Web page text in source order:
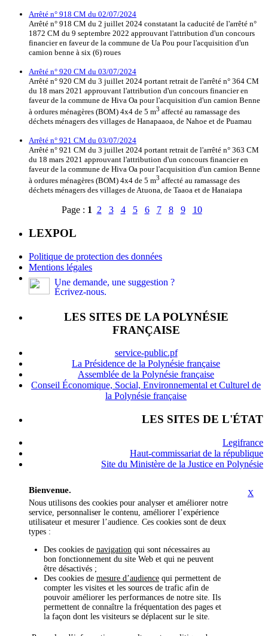
Arrêté n° 918 CM du 02/07/2024
Arrêté n° 918 CM du 2 juillet 2024 constatant la caducité de l'arrêté n°
1872 CM du 9 septembre 2022 approuvant l'attribution d'un concours
financier en faveur de la commune de Ua Pou pour l'acquisition d'un
camion benne à six (6) roues
Arrêté n° 920 CM du 03/07/2024
Arrêté n° 920 CM du 3 juillet 2024 portant retrait de l'arrêté n° 364 CM
du 18 mars 2021 approuvant l'attribution d'un concours financier en
faveur de la commune de Hiva Oa pour l'acquisition d'un camion Benne
à ordures ménagères (BOM) 4x4 de 5 m3 affecté au ramassage des
déchets ménagers des villages de Hanapaaoa, de Nahoe et de Puamau
Arrêté n° 921 CM du 03/07/2024
Arrêté n° 921 CM du 3 juillet 2024 portant retrait de l'arrêté n° 363 CM
du 18 mars 2021 approuvant l'attribution d'un concours financier en
faveur de la commune de Hiva Oa pour l'acquisition d'un camion Benne
à ordures ménagères (BOM) 4x4 de 5 m3 affecté au ramassage des
déchets ménagers des villages de Atuona, de Taaoa et de Hanaiapa
Page : 1 2 3 4 5 6 7 8 9 10
LEXPOL
Politique de protection des données
Mentions légales
Une demande, une suggestion ?
Écrivez-nous.
LES SITES DE LA POLYNÉSIE
FRANÇAISE
service-public.pf
La Présidence de la Polynésie française
Assemblée de la Polynésie française
Conseil Économique, Social, Environnemental et Culturel de
la Polynésie française
LES SITES DE L'ÉTAT
Legifrance
Haut-commissariat de la république
Site du Ministère de la Justice en Polynésie
X
Bienvenue.
Nous utilisons des cookies pour analyser et améliorer notre
service, personnaliser le contenu, améliorer l’expérience
utilisateur et mesurer l’audience. Ces cookies sont de deux
types :
Des cookies de navigation qui sont nécessaires au
bon fonctionnement du site Web et qui ne peuvent
être désactivés ;
Des cookies de mesure d’audience qui permettent de
compter les visites et les sources de trafic afin de
pouvoir améliorer les performances de notre site. Ils
permettent de connaître la fréquentation des pages et
la façon dont les visiteurs se déplacent sur le site.